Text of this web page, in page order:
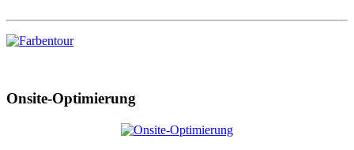
Onsite-Optimierung